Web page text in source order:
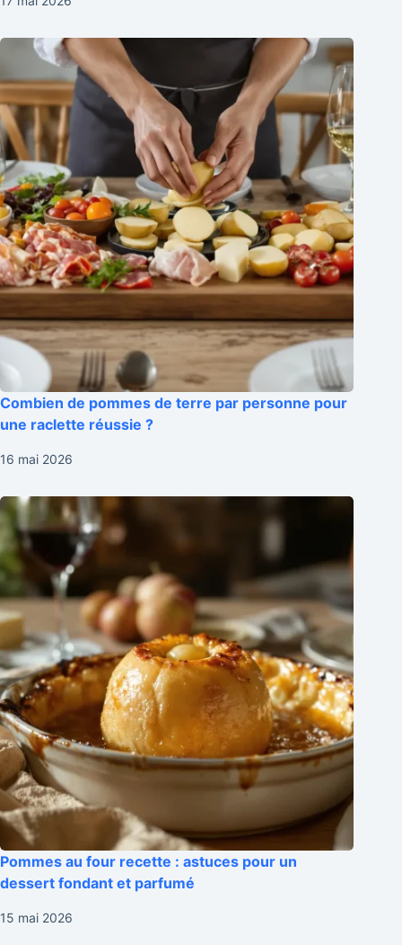
Combien de pommes de terre par personne pour
une raclette réussie ?
16 mai 2026
Pommes au four recette : astuces pour un
dessert fondant et parfumé
15 mai 2026